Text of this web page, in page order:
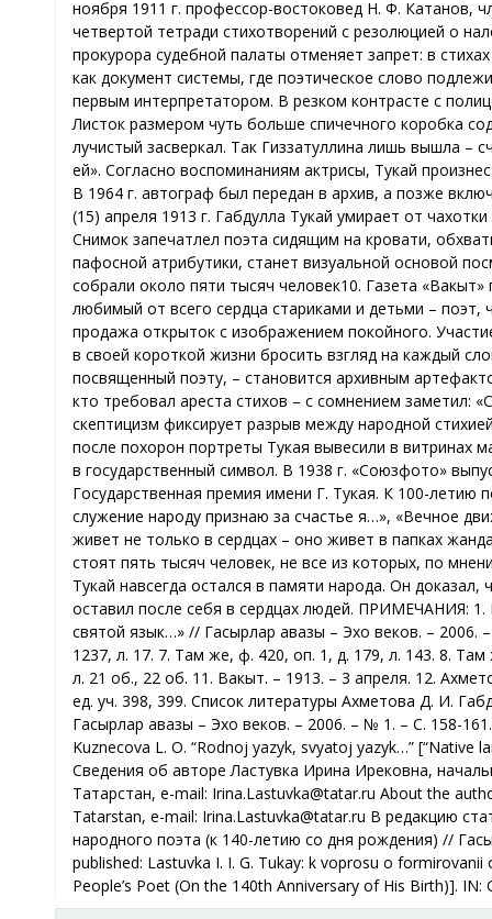
ноября 1911 г. профессор-востоковед Н. Ф. Катанов,
четвертой тетради стихотворений с резолюцией о
прокурора судебной палаты отменяет запрет: в
как документ системы, где поэтическое слово
первым интерпретатором. В резком контрасте с
Листок размером чуть больше спичечного коробка
лучистый засверкал. Так Гиззатуллина лишь вышла –
ей». Согласно воспоминаниям актрисы, Тукай
В 1964 г. автограф был передан в архив, а позже
(15) апреля 1913 г. Габдулла Тукай умирает от
Снимок запечатлел поэта сидящим на кровати,
пафосной атрибутики, станет визуальной основой
собрали около пяти тысяч человек10. Газета
любимый от всего сердца стариками и детьми –
продажа открыток с изображением покойного.
в своей короткой жизни бросить взгляд на каждый
посвященный поэту, – становится архивным
кто требовал ареста стихов – с сомнением заметил:
скептицизм фиксирует разрыв между народной
после похорон портреты Тукая вывесили в витринах
в государственный символ. В 1938 г. «Союзфото»
Государственная премия имени Г. Тукая. К 100-летию
служение народу признаю за счастье я…», «Вечное
живет не только в сердцах – оно живет в папках
стоят пять тысяч человек, не все из которых, по
Тукай навсегда остался в памяти народа. Он
оставил после себя в сердцах людей. ПРИМЕЧАНИЯ: 1.
святой язык…» // Гасырлар авазы – Эхо веков. –
1237, л. 17. 7. Там же, ф. 420, оп. 1, д. 179, л. 143. 8.
л. 21 об., 22 об. 11. Вакыт. – 1913. – 3 апреля. 12.
ед. уч. 398, 399. Список литературы Ахметова Д. И.
Гасырлар авазы – Эхо веков. – 2006. – № 1. – С. 158-
Kuznecova L. O. “Rodnoj yazyk, svyatoj yazyk…” [“Native
Сведения об авторе Ластувка Ирина Ирековна,
Татарстан, e-mail: Irina.Lastuvka@tatar.ru About the
Tatarstan, e-mail: Irina.Lastuvka@tatar.ru В редакцию
народного поэта (к 140-летию со дня рождения) //
published: Lastuvka I. I. G. Tukay: k voprosu o
People’s Poet (On the 140th Anniversary of His Birth)].